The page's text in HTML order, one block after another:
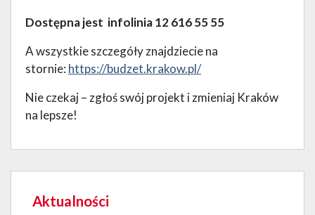
Dostępna jest infolinia 12 616 55 55
A wszystkie szczegóły znajdziecie na
stornie: https://budzet.krakow.pl/
Nie czekaj – zgłoś swój projekt i zmieniaj Kraków
na lepsze!
Aktualności